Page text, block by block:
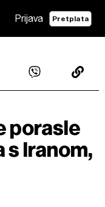
Prijava Pretplata
porasle
s Iranom,